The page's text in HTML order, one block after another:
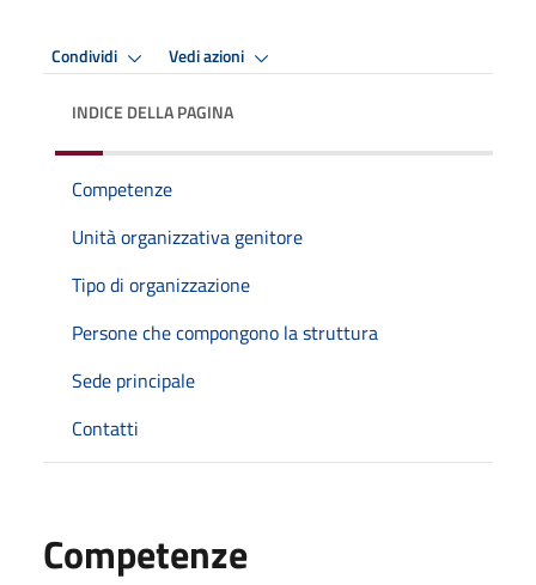
Condividi Vedi azioni
INDICE DELLA PAGINA
Competenze
Unità organizzativa genitore
Tipo di organizzazione
Persone che compongono la struttura
Sede principale
Contatti
Competenze